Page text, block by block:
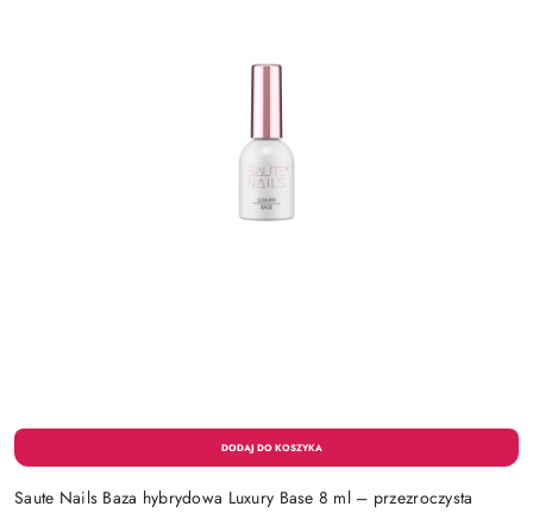
Saute Nails Baza hybrydowa Luxury Base 8 ml – przezroczysta